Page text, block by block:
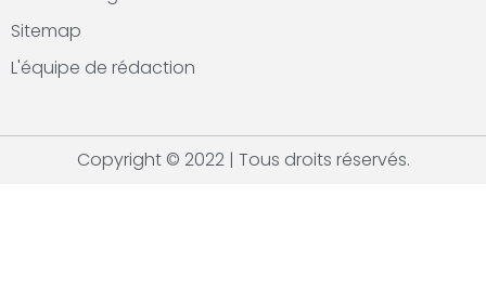
Sitemap
L'équipe de rédaction
Copyright © 2022 | Tous droits réservés.